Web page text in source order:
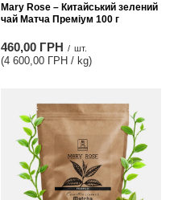
Mary Rose – Китайський зелений
чай Матча Преміум 100 г
460,00 ГРН / шт.
(4 600,00 ГРН / kg)